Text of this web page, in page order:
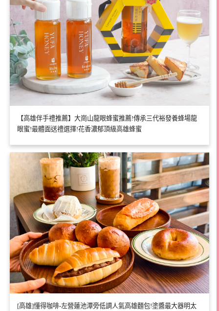
【高雄伴手禮推薦】大崗山龍眼蜂蜜推薦!傳承三代裕發養蜂場龍
眼蜜!最體面送禮選擇!花香濃郁頂級高雄蜂蜜
[高雄]懂得咖啡-左營蓮池潭旁低調人氣高雄麵包!塗醬最大器明太